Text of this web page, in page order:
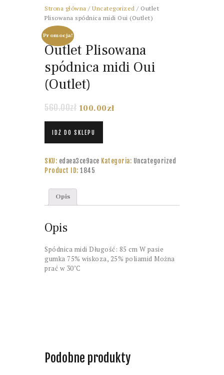
Strona główna / Uncategorized / Outlet
Plisowana spódnica midi Oui (Outlet)
Promocja!
Outlet Plisowana
spódnica midi Oui
(Outlet)
560.00zł 100.00zł
IDŹ DO SKLEPU
SKU: edaea3ce9ace Kategoria: Uncategorized
Product ID: 1845
Opis
Opis
Spódnica midi Długość: 85 cm W pasie
gumka 75% wiskoza, 25% poliamid Można
prać w 30’C
Podobne produkty